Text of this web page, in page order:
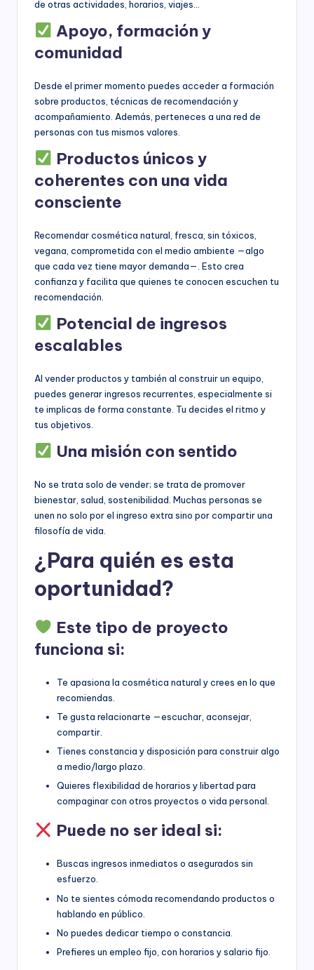
de otras actividades, horarios, viajes…
Apoyo, formación y
comunidad
Desde el primer momento puedes acceder a formación
sobre productos, técnicas de recomendación y
acompañamiento. Además, perteneces a una red de
personas con tus mismos valores.
Productos únicos y
coherentes con una vida
consciente
Recomendar cosmética natural, fresca, sin tóxicos,
vegana, comprometida con el medio ambiente —algo
que cada vez tiene mayor demanda—. Esto crea
confianza y facilita que quienes te conocen escuchen tu
recomendación.
Potencial de ingresos
escalables
Al vender productos y también al construir un equipo,
puedes generar ingresos recurrentes, especialmente si
te implicas de forma constante. Tu decides el ritmo y
tus objetivos.
Una misión con sentido
No se trata solo de vender; se trata de promover
bienestar, salud, sostenibilidad. Muchas personas se
unen no solo por el ingreso extra sino por compartir una
filosofía de vida.
¿Para quién es esta
oportunidad?
Este tipo de proyecto
funciona si:
Te apasiona la cosmética natural y crees en lo que
recomiendas.
Te gusta relacionarte —escuchar, aconsejar,
compartir.
Tienes constancia y disposición para construir algo
a medio/largo plazo.
Quieres flexibilidad de horarios y libertad para
compaginar con otros proyectos o vida personal.
Puede no ser ideal si:
Buscas ingresos inmediatos o asegurados sin
esfuerzo.
No te sientes cómoda recomendando productos o
hablando en público.
No puedes dedicar tiempo o constancia.
Prefieres un empleo fijo, con horarios y salario fijo.